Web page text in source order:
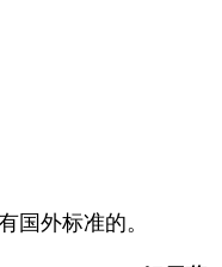
国外标准的。